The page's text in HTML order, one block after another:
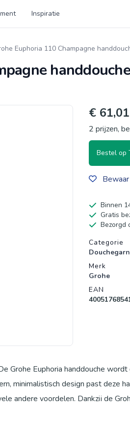
Inspiratie
Euphoria 110 Champagne
€ 61,01
2 prijzen,
Bestel op
Binnen
Gratis
Bezorgd
Categorie
Merk
Grohe
EAN
Grohe Euphoria handdouche
minimalistisch design past deze
andere voordelen. Dankzij de
eenvoudig te onderhouden